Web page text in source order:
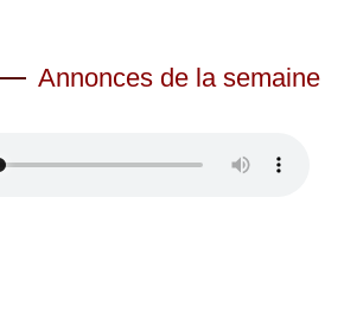
Annonces de la semaine